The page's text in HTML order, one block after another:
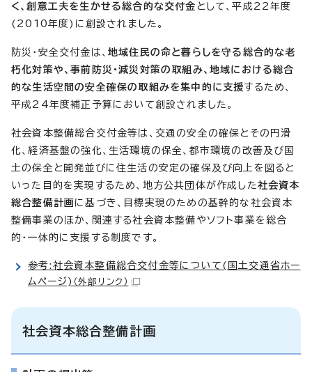
く、創意工夫を生かせる総合的な交付金 として、平成22年度
(2010年度)に創設されました。
防災・安全交付金は、 地域住民の命と暮らしを守る総合的な老
朽化対策や、事前防災・減災対策の取組み、地域における総合
的な生活空間の安全確保の取組みを集中的に支援するため、
平成24年度補正予算において創設されました。
社会資本整備総合交付金等は、交通の安全の確保とその円滑
化、経済基盤の強化、生活環境の保全、都市環境の改善及び国
土の保全と開発並びに住生活の安定の確保及び向上を図ると
いった目的を実現するため、地方公共団体が作成した社会資本
総合整備計画に基づき、目標実現のための基幹的な社会資本
整備事業のほか、関連する社会資本整備やソフト事業を総合
的・一体的に支援する制度です。
参考:社会資本整備総合交付金等について(国土交通省ホー
ムページ) （外部リンク）
社会資本総合整備計画